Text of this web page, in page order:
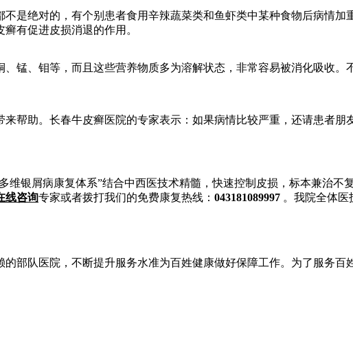
绝对的，有个别患者食用辛辣蔬菜类和鱼虾类中某种食物后病情加
有促进皮损消退的作用。
、钼等，而且这些营养物质多为溶解状态，非常容易被消化吸收。
助。长春牛皮癣医院的专家表示：如果病情比较严重，还请患者朋
银屑病康复体系”结合中西医技术精髓，快速控制皮损，标本兼治不
线咨询专家或者拨打我们的免费康复热线： 043181089997 。我院全体
队医院，不断提升服务水准为百姓健康做好保障工作。为了服务百